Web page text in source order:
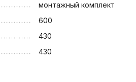
монтажный комплект
600
430
430